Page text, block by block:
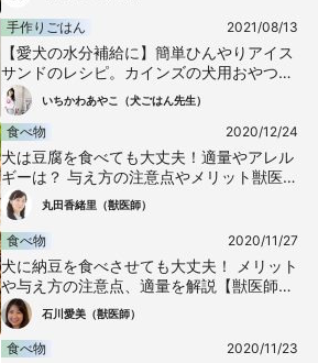
手作りごはん 2021/08/13
【愛犬の水分補給に】簡単ひんやりアイス
サンドのレシピ。カインズの犬用おやつで
サッと手作り！
いちかわあやこ（犬ごはん先生）
食べ物 2020/12/24
犬は豆腐を食べても大丈夫！適量やアレル
ギーは？ 与え方の注意点やメリット獣医が
解説
丸田香緒里（獣医師）
食べ物 2020/11/27
犬に納豆を食べさせても大丈夫！ メリット
や与え方の注意点、適量を解説【獣医師監
修】
石川愛美（獣医師）
食べ物 2020/11/23